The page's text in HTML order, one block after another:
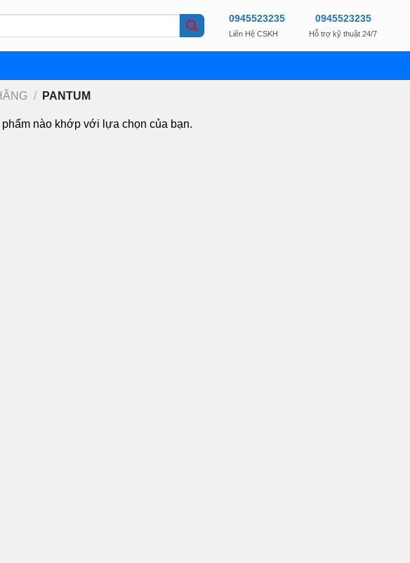
0945523235
Liên Hệ CSKH
0945523235
Hỗ trợ kỹ thuật 24/7
/ PANTUM
phẩm nào khớp với lựa chọn của bạn.